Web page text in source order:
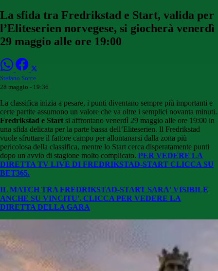
La sfida tra Fredrikstad e Start, valida per
l’Eliteserien norvegese, si giocherà venerdì
29 maggio alle ore 19:00
Stefano Sorce
28 maggio - 19:36
La classifica inizia a pesare, i punti diventano sempre più importanti e
certe partite assumono un valore che va oltre i semplici novanta minuti.
Fredrikstad e Start si affrontano venerdì 29 maggio alle ore 19:00 in
una sfida delicata per la parte bassa dell’Eliteserien. Il Fredrikstad
vuole sfruttare il fattore campo per allontanarsi dalla zona più
pericolosa della classifica, mentre lo Start cerca disperatamente punti
dopo un avvio di stagione molto complicato. PER VEDERE LA
DIRETTA TV LIVE DI FREDRIKSTAD-START CLICCA SU
BET365.
IL MATCH TRA FREDRIKSTAD-START SARA' VISIBILE
ANCHE SU VINCITU', CLICCA PER VEDERE LA
DIRETTA DELLA GARA